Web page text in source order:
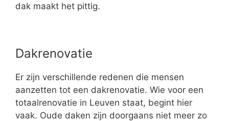
dak maakt het pittig.
Dakrenovatie
Er zijn verschillende redenen die mensen
aanzetten tot een dakrenovatie. Wie voor een
totaalrenovatie in Leuven staat, begint hier
vaak. Oude daken zijn doorgaans niet meer zo